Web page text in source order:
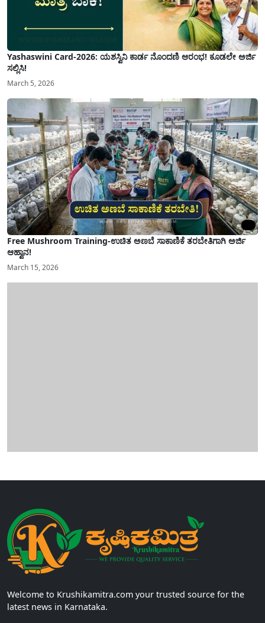
Yashaswini Card-2026: ಯಶಸ್ವಿನಿ ಕಾರ್ಡ ನೊಂದಣಿ ಆರಂಭ! ಕೂಡಲೇ ಅರ್ಜಿ
ಸಲ್ಲಿಸಿ!
March 5, 2026
Free Mushroom Training-ಉಚಿತ ಅಣಬೆ ಸಾಕಾಣಿಕೆ ತರಬೇತಿಗಾಗಿ ಅರ್ಜಿ
ಆಹ್ವಾನ!
March 15, 2026
Welcome to Krushikamitra.com your trusted source for the
latest news in Karnataka.